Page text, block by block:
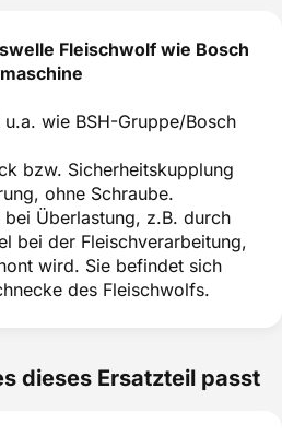
Fleischwolf wie Bosch
wie BSH-Gruppe/Bosch
bzw. Sicherheitskupplung
ohne Schraube.
Überlastung, z.B. durch
bei der Fleischverarbeitung,
wird. Sie befindet sich
des Fleischwolfs.
dieses Ersatzteil passt